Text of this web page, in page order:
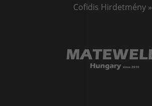
Cofidis Hirdetmény »